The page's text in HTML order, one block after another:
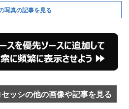
写真の記事を見る
ッシの他の画像や記事を見る